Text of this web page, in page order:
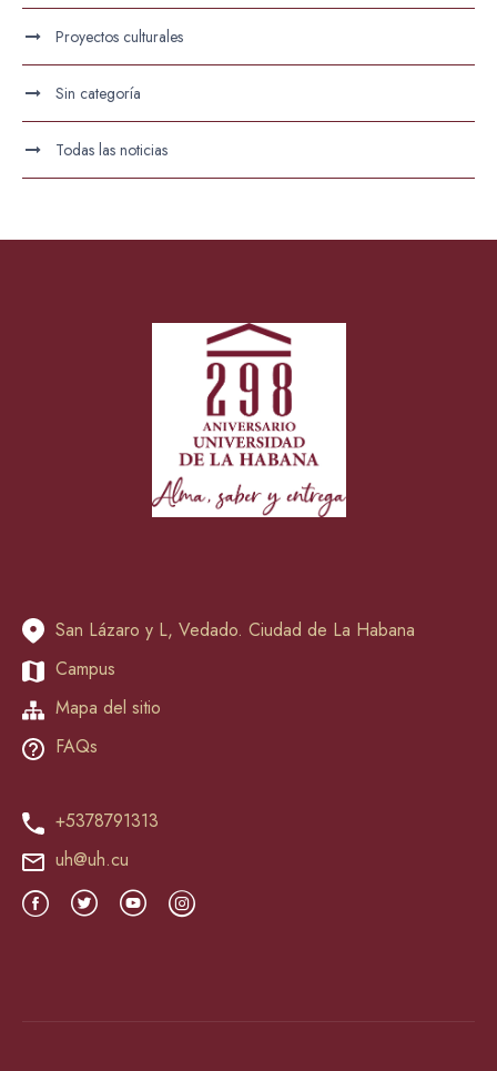
Proyectos culturales
Sin categoría
Todas las noticias
San Lázaro y L, Vedado. Ciudad de La Habana
Campus
Mapa del sitio
FAQs
+5378791313
uh@uh.cu